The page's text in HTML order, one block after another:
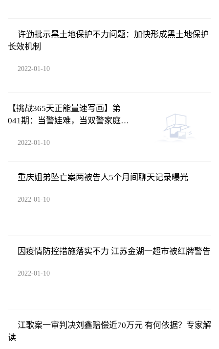
许勤批示黑土地保护不力问题：加快形成黑土地保护
长效机制
2022-01-10
【挑战365天正能量速写画】第
041期：当警娃难，当双警家庭的
2022-01-10
重庆姐弟坠亡案两被告人5个月间聊天记录曝光
2022-01-10
因疫情防控措施落实不力 江苏金湖一超市被红牌警告
2022-01-10
江歌案一审判决刘鑫赔偿近70万元 有何依据？专家解
读